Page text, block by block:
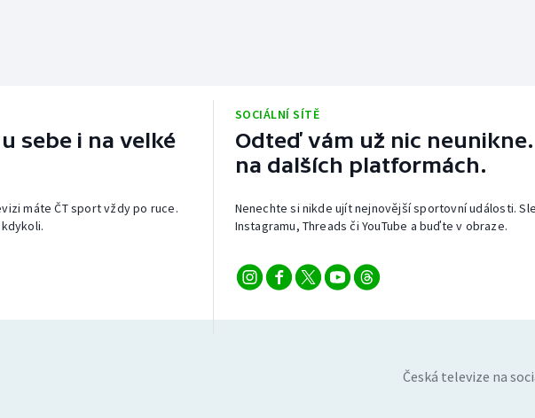
sebe i na velké
máte ČT sport vždy po ruce.
SOCIÁLNÍ SÍTĚ
Odteď vám už nic
na dalších platformách.
Nenechte si nikde ujít nejnovější sportovní události.
Instagramu, Threads či YouTube a buďte v obraze.
Česká televize na